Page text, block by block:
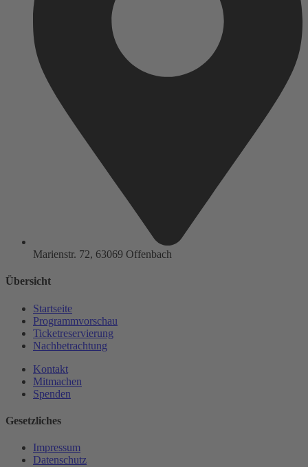
Marienstr. 72, 63069 Offenbach
Übersicht
Startseite
Programmvorschau
Ticketreservierung
Nachbetrachtung
Kontakt
Mitmachen
Spenden
Gesetzliches
Impressum
Datenschutz